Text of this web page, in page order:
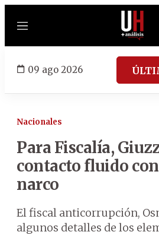
Menú
09 ago 2026
Nacionales
Para Fiscalía,
contacto fluido
narco
El fiscal anticorrupción,
algunos detalles de los